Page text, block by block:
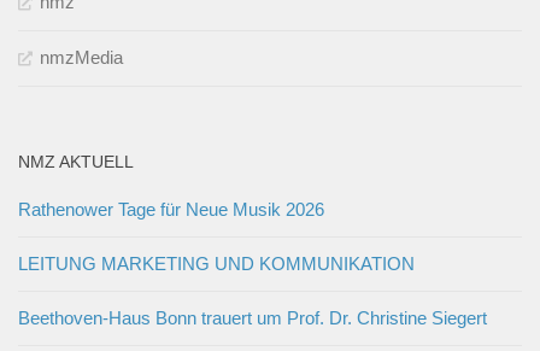
nmzMedia
NMZ AKTUELL
Rathenower Tage für Neue Musik 2026
LEITUNG MARKETING UND KOMMUNIKATION
Beethoven-Haus Bonn trauert um Prof. Dr. Christine Siegert